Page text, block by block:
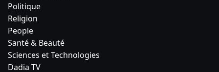
Politique
Religion
People
Santé & Beauté
Sciences et Technologies
Dadia TV